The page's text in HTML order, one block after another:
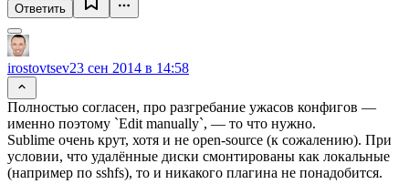
Ответить
irostovtsev23 сен 2014 в 14:58
Полностью согласен, про разгребание ужасов конфигов —
именно поэтому `Edit manually`, — то что нужно.
Sublime очень крут, хотя и не open-source (к сожалению). При
условии, что удалённые диски смонтированы как локальные
(например по sshfs), то и никакого плагина не понадобится.